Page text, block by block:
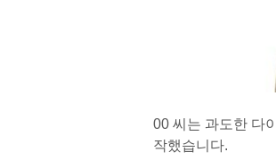
00 씨는 과도한 다
작했습니다.